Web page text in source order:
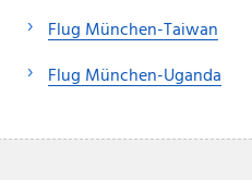
Flug München-Taiwan
Flug München-Uganda